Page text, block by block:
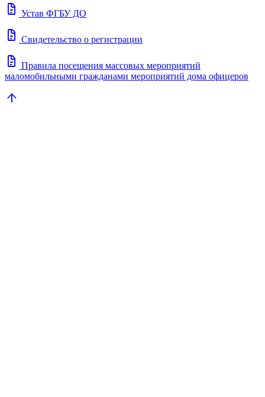
docs Устав ФГБУ ДО
docs Свидетельство о регистрации
docs Правила посещения массовых мероприятий
маломобильными гражданами мероприятий дома офицеров
arrow_upward